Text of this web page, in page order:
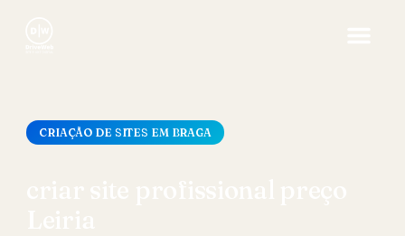
CRIAÇÃO DE SITES EM BRAGA